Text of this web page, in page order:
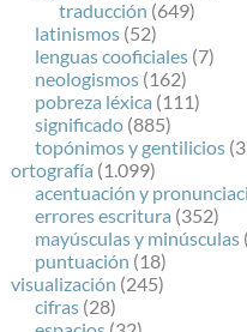
traducción (649)
latinismos (52)
lenguas cooficiales (7)
neologismos (162)
pobreza léxica (111)
significado (885)
topónimos y gentilicios
ortografía (1.099)
acentuación y
errores escritura (352)
mayúsculas y minúsculas
puntuación (18)
visualización (245)
cifras (28)